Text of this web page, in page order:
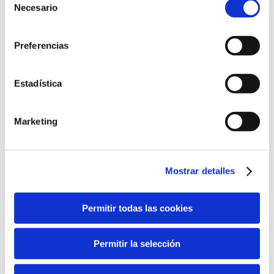
Necesario
Preferencias
Estadística
Marketing
Mostrar detalles
Permitir todas las cookies
Permitir la selección
Ya se puede certificar la huella de CO2 de los
productos agrícolas
a través de un proyeto de I+D+i financiado por la